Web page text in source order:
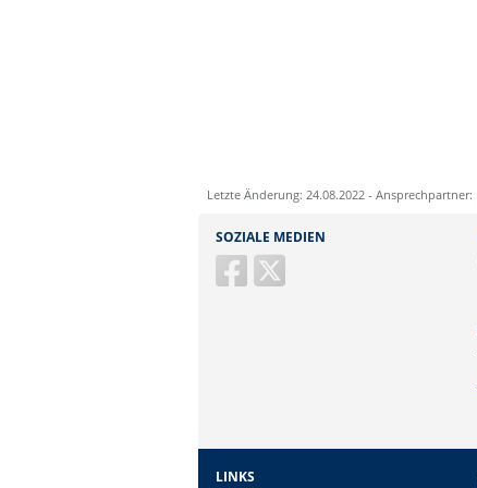
Letzte Änderung: 24.08.2022 - Ansprechpartner:
Ihre E-Mailadresse:
SOZIALE MEDIEN
LINKS